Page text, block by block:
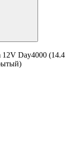
12V Day4000 (14.4